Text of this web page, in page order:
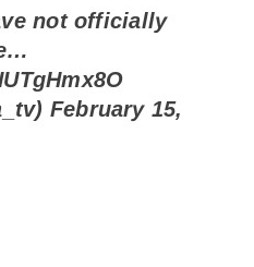
not officially
February 15,